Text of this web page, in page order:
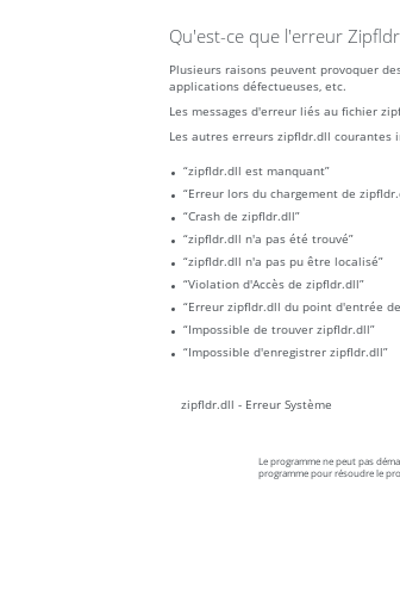
Qu'est-ce que l'erreur
Plusieurs raisons peuvent provoquer
applications défectueuses, etc.
Les messages d'erreur liés au fichier
Les autres erreurs zipfldr.dll courantes
“zipfldr.dll est manquant”
“Erreur lors du chargement de
“Crash de zipfldr.dll”
“zipfldr.dll n'a pas été trouvé”
“zipfldr.dll n'a pas pu être localisé”
“Violation d'Accès de zipfldr.dll”
“Erreur zipfldr.dll du point d'entrée
“Impossible de trouver zipfldr.dll”
“Impossible d'enregistrer zipfldr.dll”
zipfldr.dll - Erreur Système
Le programme ne peut pas
programme pour résoudre le